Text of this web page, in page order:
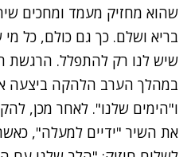
שהוא מחזיק מעמד ומחכים
בריא ושלם. כך גם כולם, כל
שיש לנו רק להתפלל. הרגשת
במהלך הערב הלהקה ביצעה
ו"הימים שלנו". לאחר מכן,
את השיר "ידיים למעלה",